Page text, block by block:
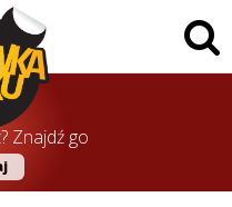
Znajdź go